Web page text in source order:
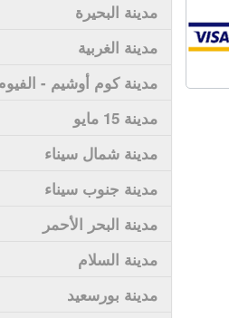
مدينة البحيرة
مدينة الغربية
مدينة كوم أوشيم -
مدينة 15 مايو
مدينة شمال سيناء
مدينة جنوب سيناء
مدينة البحر الأحمر
مدينة السلام
مدينة بورسعيد